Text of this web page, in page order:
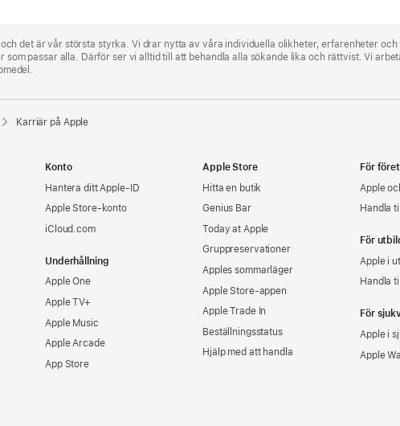
och det är vår största styrka. Vi drar nytta av våra individuella olikheter, erfarenheter
som passar alla. Därför ser vi alltid till att behandla alla sökande lika och rättvist. Vi
Karriär på Apple
Konto
Hantera ditt Apple-ID
Apple Store-konto
iCloud.com
Underhållning
Apple One
Apple TV+
Apple Music
Apple Arcade
App Store
Apple Store
Hitta en butik
Genius Bar
Today at Apple
Gruppreservationer
Apples sommarläger
Apple Store-appen
Apple Trade In
Beställningsstatus
Hjälp med att handla
För
Apple
Handla
För
Apple i
Handla
För
Apple i
Apple